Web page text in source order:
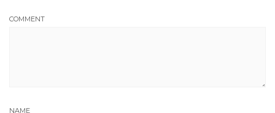
COMMENT
NAME